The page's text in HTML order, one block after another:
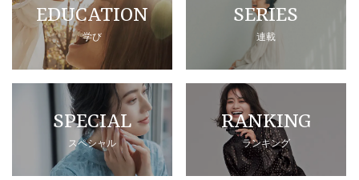
EDUCATION
学び
SERIES
連載
SPECIAL
スペシャル
RANKING
ランキング